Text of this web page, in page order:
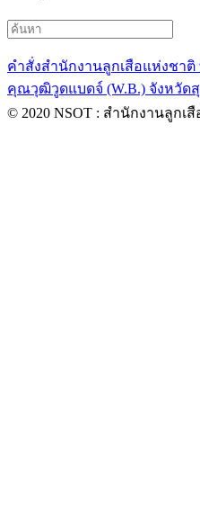
คำสั่งสำนักงานลูกเสือแห่งชาติ
คุณวุฒิวูดแบดจ์ (W.B.) จังหวัด
© 2020 NSOT : สำนักงานลูกเ